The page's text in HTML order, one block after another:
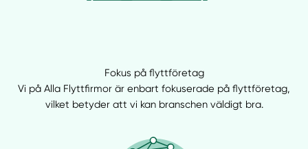
Fokus på flyttföretag
Vi på Alla Flyttfirmor är enbart fokuserade på flyttföretag,
vilket betyder att vi kan branschen väldigt bra.